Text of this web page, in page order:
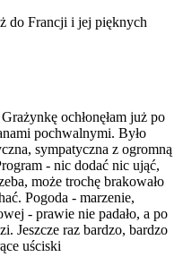
do Francji i jej pięknych
ochłonęłam już po
pochwalnymi. Było
sympatyczna z ogromną
- nic dodać nic ująć,
może trochę brakowało
Pogoda - marzenie,
- prawie nie padało, a po
Jeszcze raz bardzo, bardzo
uściski